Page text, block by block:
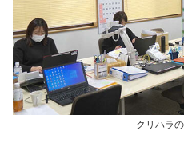
クリハラ